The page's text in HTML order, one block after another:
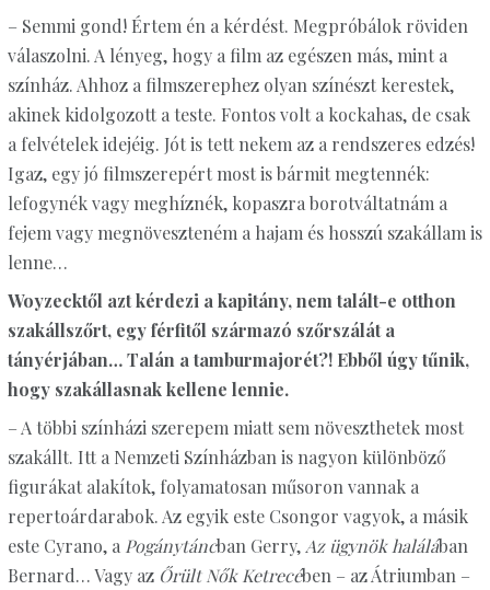
– Semmi gond! Értem én a kérdést. Megpróbálok röviden
válaszolni. A lényeg, hogy a film az egészen más, mint a
színház. Ahhoz a filmszerephez olyan színészt kerestek,
akinek kidolgozott a teste. Fontos volt a kockahas, de csak
a felvételek idejéig. Jót is tett nekem az a rendszeres edzés!
Igaz, egy jó filmszerepért most is bármit megtennék:
lefogynék vagy meghíznék, kopaszra borotváltatnám a
fejem vagy megnöveszteném a hajam és hosszú szakállam is
lenne…
Woyzecktől azt kérdezi a kapitány, nem talált-e otthon
szakállszőrt, egy férfitől származó szőrszálát a
tányérjában… Talán a tamburmajorét?! Ebből úgy tűnik,
hogy szakállasnak kellene lennie.
– A többi színházi szerepem miatt sem növeszthetek most
szakállt. Itt a Nemzeti Színházban is nagyon különböző
figurákat alakítok, folyamatosan műsoron vannak a
repertoárdarabok. Az egyik este Csongor vagyok, a másik
este Cyrano, a Pogánytáncban Gerry, Az ügynök halálában
Bernard… Vagy az Őrült Nők Ketrecében – az Átriumban –